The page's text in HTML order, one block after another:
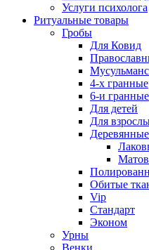
Услуги психолога
Ритуальные товары
Гробы
Для Ковид
4-х гранные
6-и гранные
Для детей
Для
Деревянные
Обитые
Vip
Стандарт
Эконом
Урны
Венки